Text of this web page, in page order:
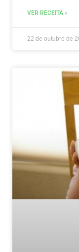
VER RECEITA »
22 de outubro de